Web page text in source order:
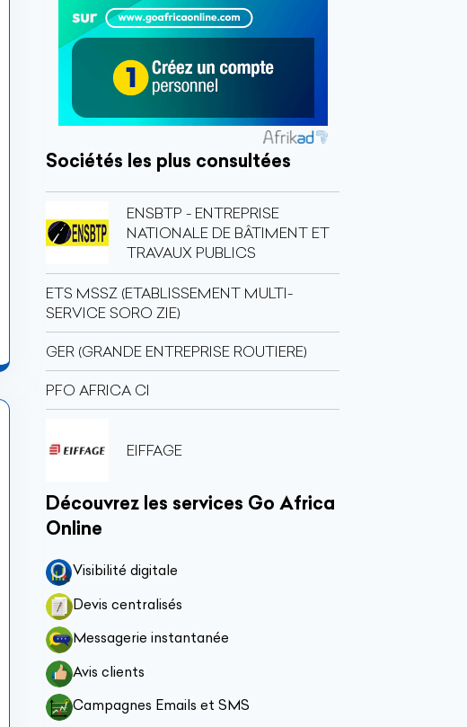
Sociétés les plus consultées
ENSBTP - ENTREPRISE
NATIONALE DE BÂTIMENT ET
TRAVAUX PUBLICS
ETS MSSZ (ETABLISSEMENT MULTI-
SERVICE SORO ZIE)
GER (GRANDE ENTREPRISE ROUTIERE)
PFO AFRICA CI
EIFFAGE
Découvrez les services Go Africa
Online
Visibilité digitale
Devis centralisés
Messagerie instantanée
Avis clients
Campagnes Emails et SMS